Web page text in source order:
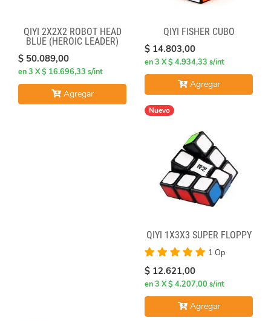
QIYI 2X2X2 ROBOT HEAD
BLUE (HEROIC LEADER)
$ 50.089,00
en 3 X $ 16.696,33 s/int
Agregar
QIYI FISHER CUBO
$ 14.803,00
en 3 X $ 4.934,33 s/int
Agregar
Nuevo
QIYI 1X3X3 SUPER FLOPPY
1 Op.
$ 12.621,00
en 3 X $ 4.207,00 s/int
Agregar